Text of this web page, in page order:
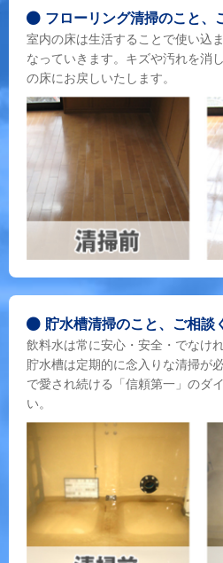
フローリング清掃のこと、
室内の床は生活することで使い込
なっていきます。キズや汚れを消
の床にお戻しいたします。
貯水槽清掃のこと、ご相談
飲料水は常に安心・安全・でなけ
貯水槽は定期的に念入りな清掃が
で愛され続ける「信頼第一」のダ
い。